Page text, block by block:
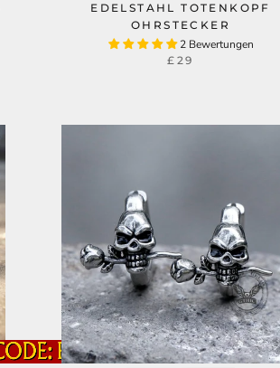
EDELSTAHL TOTENKOPF
OHRSTECKER
2 Bewertungen
£29